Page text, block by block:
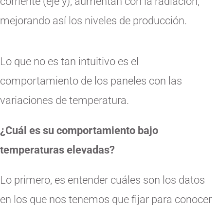
mejorando así los niveles de producción.
Lo que no es tan intuitivo es el
comportamiento de los paneles con las
variaciones de temperatura.
¿Cuál es su comportamiento bajo
temperaturas elevadas?
Lo primero, es entender cuáles son los datos
en los que nos tenemos que fijar para conocer